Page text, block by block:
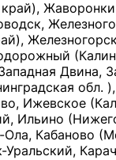
Двина,
обл.
Ижевское
Ильино
Кабаново
Уральский,